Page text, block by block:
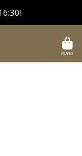
MAND